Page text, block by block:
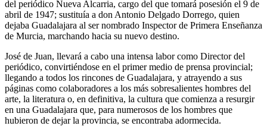
del periódico Nueva Alcarria, cargo del que tomará posesión el 9 de
abril de 1947; sustituía a don Antonio Delgado Dorrego, quien
dejaba Guadalajara al ser nombrado Inspector de Primera Enseñanza
de Murcia, marchando hacia su nuevo destino.
José de Juan, llevará a cabo una intensa labor como Director del
periódico, convirtiéndose en el primer medio de prensa provincial;
llegando a todos los rincones de Guadalajara, y atrayendo a sus
páginas como colaboradores a los más sobresalientes hombres del
arte, la literatura o, en definitiva, la cultura que comienza a resurgir
en una Guadalajara que, para numerosos de los hombres que
hubieron de dejar la provincia, se encontraba adormecida.